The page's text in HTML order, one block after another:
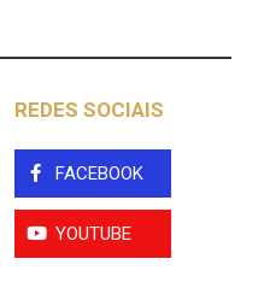
REDES SOCIAIS
FACEBOOK
YOUTUBE